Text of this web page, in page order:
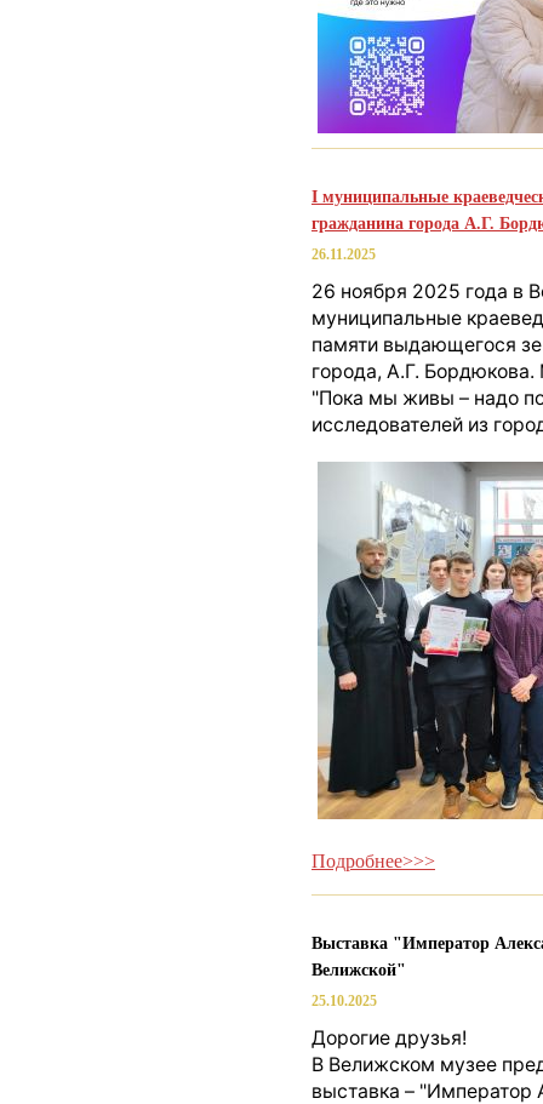
I муниципальные
гражданина города А.Г.
26.11.2025
26 ноября 2025 года в
муниципальные
памяти выдающегося
города, А.Г.
"Пока мы живы – надо
исследователей из
Подробнее>>>
Выставка "Император
Велижской"
25.10.2025
Дорогие друзья!
В Велижском музее
выставка – "Император